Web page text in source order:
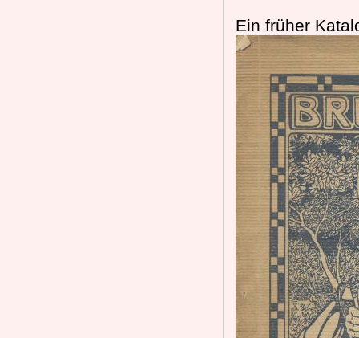
Ein früher